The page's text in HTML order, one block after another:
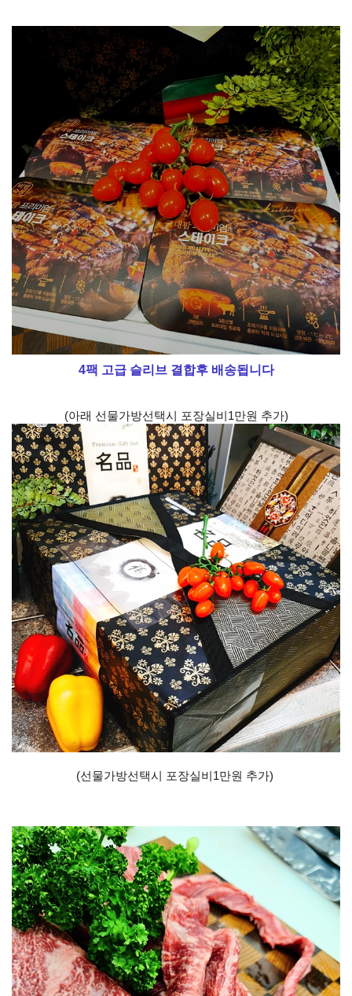
4팩 고급 슬리브 결합후 배송됩니다
(아래 선물가방선택시 포장실비1만원 추가)
(선물가방선택시 포장실비1만원 추가)